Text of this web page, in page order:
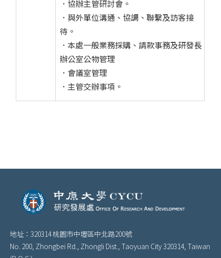
．協辦主管研討會。
．與外單位溝通、協調、聯繫及訪客接
待。
．本處一般業務採購、請款事務及研發長
辦公室公物管理
．會議室管理
．主管交辦事項。
地址：320314 桃園市中壢區中北路200號
No. 200, Zhongbei Rd., Zhongli Dist., Taoyuan City 320314, Taiwan